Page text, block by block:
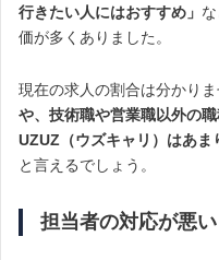
行きたい人にはおすすめ」
価が多くありました。
現在の求人の割合は分かりま
や、技術職や営業職以外の
UZUZ（ウズキャリ）はあま
と言えるでしょう。
担当者の対応が悪い